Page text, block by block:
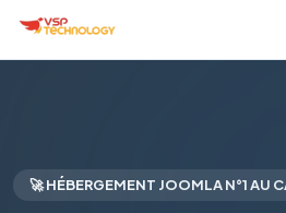
🚀 HÉBERGEMENT JOOMLA N°1 AU